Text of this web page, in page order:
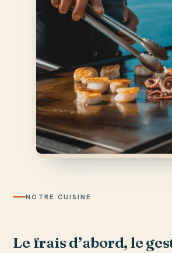
NOTRE CUISINE
Le frais d’abord, le